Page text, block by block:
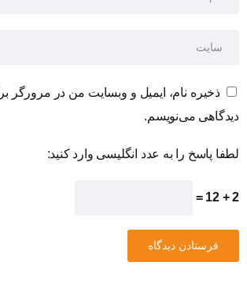
ذخیره نام، ایمیل و وبسایت من در مرورگر
دیدگاهی می‌نویسم.
لطفا پاسخ را به عدد انگلیسی وارد کنید:
2 + 12 =